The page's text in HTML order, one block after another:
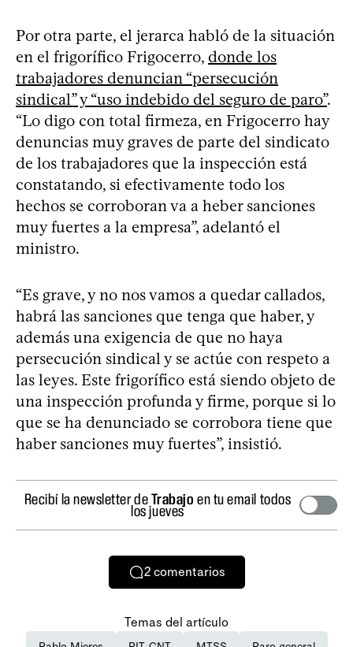
Por otra parte, el jerarca habló de la situación
en el frigorífico Frigocerro, donde los
trabajadores denuncian “persecución
sindical” y “uso indebido del seguro de paro”.
“Lo digo con total firmeza, en Frigocerro hay
denuncias muy graves de parte del sindicato
de los trabajadores que la inspección está
constatando, si efectivamente todo los
hechos se corroboran va a heber sanciones
muy fuertes a la empresa”, adelantó el
ministro.
“Es grave, y no nos vamos a quedar callados,
habrá las sanciones que tenga que haber, y
además una exigencia de que no haya
persecución sindical y se actúe con respeto a
las leyes. Este frigorífico está siendo objeto de
una inspección profunda y firme, porque si lo
que se ha denunciado se corrobora tiene que
haber sanciones muy fuertes”, insistió.
Recibí la newsletter deTrabajo en tu email todos
los jueves
2 comentarios
Temas del artículo